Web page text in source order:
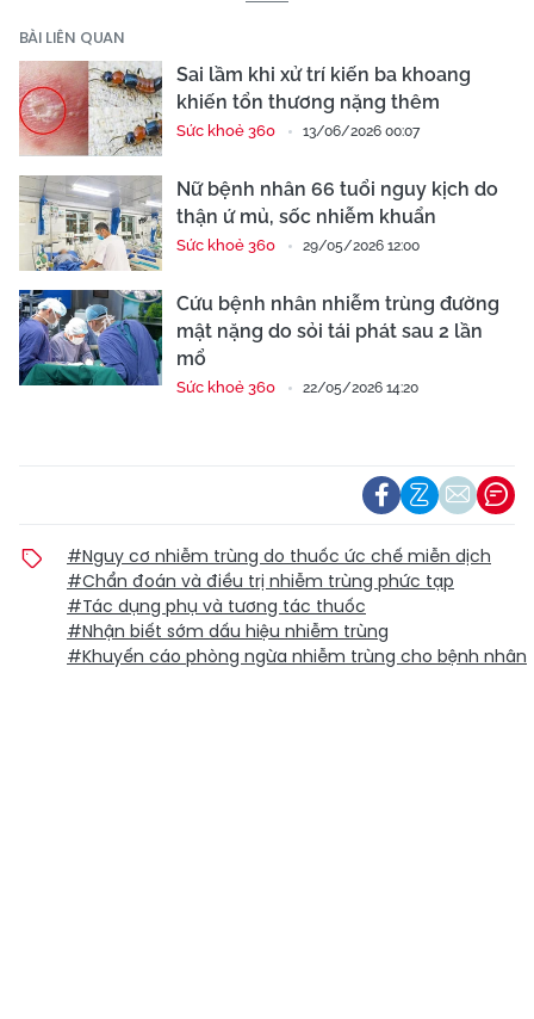
BÀI LIÊN QUAN
Sai lầm khi xử trí kiến ba khoang
khiến tổn thương nặng thêm
Sức khoẻ 360 13/06/2026 00:07
Nữ bệnh nhân 66 tuổi nguy kịch do
thận ứ mủ, sốc nhiễm khuẩn
Sức khoẻ 360 29/05/2026 12:00
Cứu bệnh nhân nhiễm trùng đường
mật nặng do sỏi tái phát sau 2 lần
mổ
Sức khoẻ 360 22/05/2026 14:20
#Nguy cơ nhiễm trùng do thuốc ức chế miễn dịch
#Chẩn đoán và điều trị nhiễm trùng phức tạp
#Tác dụng phụ và tương tác thuốc
#Nhận biết sớm dấu hiệu nhiễm trùng
#Khuyến cáo phòng ngừa nhiễm trùng cho bệnh nhân